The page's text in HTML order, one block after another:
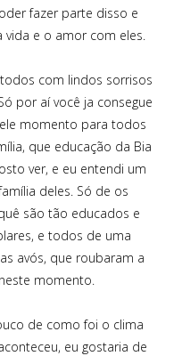
fazer parte disso e
e o amor com eles.
com lindos sorrisos
por aí você ja consegue
momento para todos
que educação da Bia
ver, e eu entendi um
deles. Só de os
são tão educados e
e todos de uma
avós, que roubaram a
momento.
de como foi o clima
eu gostaria de